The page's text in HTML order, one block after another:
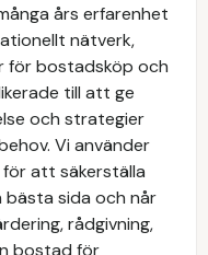
års erfarenhet
nätverk,
för bostadsköp och
till att ge
och strategier
Vi använder
att säkerställa
bästa sida och når
rådgivning,
bostad för